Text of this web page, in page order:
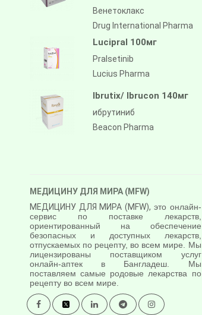
Венетоклакс
Drug International Pharma
Lucipral 100мг
Pralsetinib
Lucius Pharma
Ibrutix/ Ibrucon 140мг
ибрутиниб
Beacon Pharma
МЕДИЦИНУ ДЛЯ МИРА (MFW)
МЕДИЦИНУ ДЛЯ МИРА (MFW), это онлайн-
сервис по поставке лекарств,
ориентированный на обеспечение
безопасных и доступных лекарств,
отпускаемых по рецепту, во всем мире. Мы
лицензированы поставщиком услуг
онлайн-аптек в Бангладеш. Мы
поставляем самые родовые лекарства по
рецепту во всем мире.